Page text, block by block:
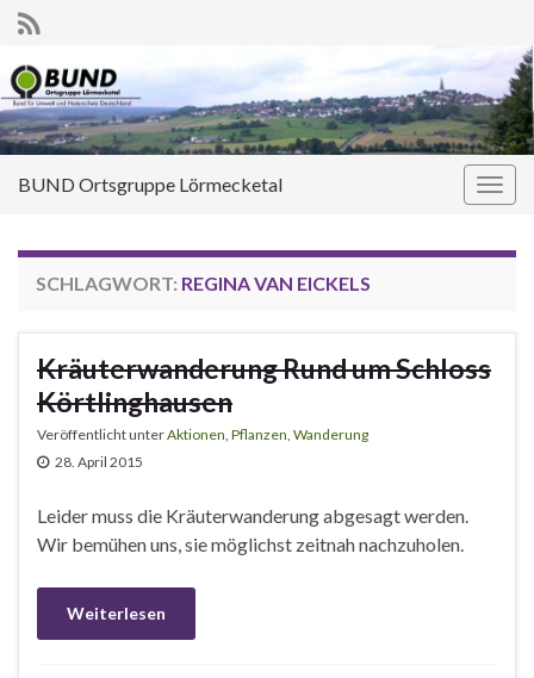
BUND Ortsgruppe Lörmecketal
SCHLAGWORT: REGINA VAN EICKELS
Kräuterwanderung Rund um Schloss
Körtlinghausen
Veröffentlicht unterAktionen, Pflanzen, Wanderung
28. April 2015
Leider muss die Kräuterwanderung abgesagt werden.
Wir bemühen uns, sie möglichst zeitnah nachzuholen.
Weiterlesen